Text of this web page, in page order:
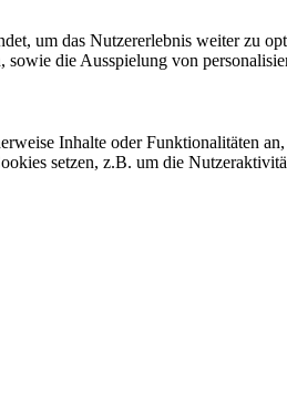
um das Nutzererlebnis weiter zu
sowie die Ausspielung von
Inhalte oder Funktionalitäten
setzen, z.B. um die